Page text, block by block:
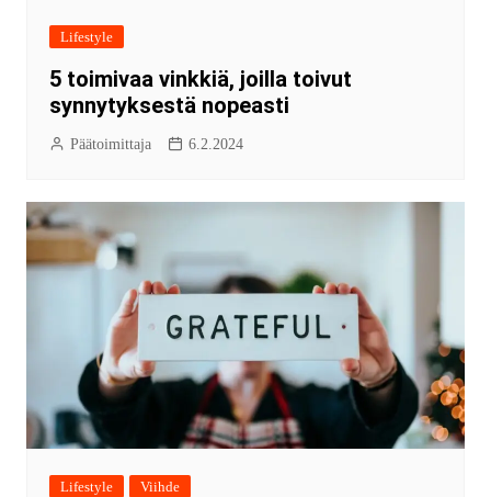
Lifestyle
5 toimivaa vinkkiä, joilla toivut
synnytyksestä nopeasti
Päätoimittaja 6.2.2024
Lifestyle Viihde